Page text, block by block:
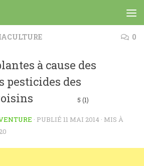
0
à cause des
pesticides des
5 (1)
· PUBLIÉ 11 MAI 2014 · MIS À